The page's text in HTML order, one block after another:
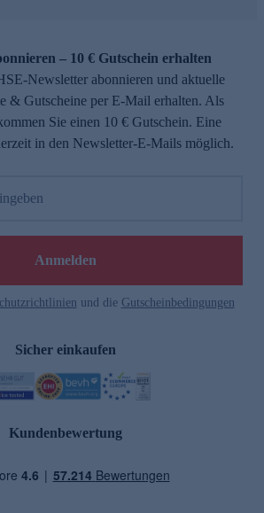
– 10 € Gutschein erhalten
Newsletter abonnieren und aktuelle
& Gutscheine per E-Mail erhalten. Als
Sie einen 10 € Gutschein. Eine
in den Newsletter-E-Mails möglich.
Anmelden
und die Gutscheinbedingungen
Sicher einkaufen
Kundenbewertung